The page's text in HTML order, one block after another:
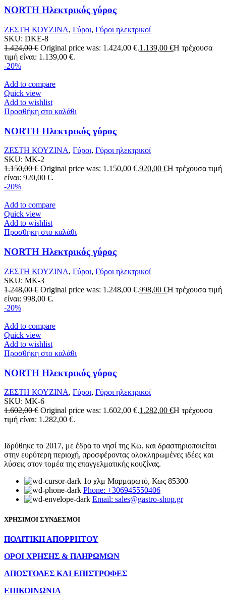
NORTH Ηλεκτρικός γύρος
ΖΕΣΤΗ ΚΟΥΖΙΝΑ, Γύροι, Γύροι ηλεκτρικοί
SKU: DKE-8
1.424,00€ Original price was: 1.424,00 €.1.139,00 €Η τρέχουσα
τιμή είναι: 1.139,00 €.
-20%
Add to compare
Quick view
Add to wishlist
Προσθήκη στο καλάθι
NORTH Ηλεκτρικός γύρος
ΖΕΣΤΗ ΚΟΥΖΙΝΑ, Γύροι, Γύροι ηλεκτρικοί
SKU: MK-2
1.150,00€ Original price was: 1.150,00 €.920,00 €Η τρέχουσα τιμή
είναι: 920,00 €.
-20%
Add to compare
Quick view
Add to wishlist
Προσθήκη στο καλάθι
NORTH Ηλεκτρικός γύρος
ΖΕΣΤΗ ΚΟΥΖΙΝΑ, Γύροι, Γύροι ηλεκτρικοί
SKU: MK-3
1.248,00€ Original price was: 1.248,00 €.998,00 €Η τρέχουσα τιμή
είναι: 998,00 €.
-20%
Add to compare
Quick view
Add to wishlist
Προσθήκη στο καλάθι
NORTH Ηλεκτρικός γύρος
ΖΕΣΤΗ ΚΟΥΖΙΝΑ, Γύροι, Γύροι ηλεκτρικοί
SKU: MK-6
1.602,00€ Original price was: 1.602,00 €.1.282,00 €Η τρέχουσα
τιμή είναι: 1.282,00 €.
Ιδρύθηκε το 2017, με έδρα το νησί της Κω, και δραστηριοποιείται
στην ευρύτερη περιοχή, προσφέροντας ολοκληρωμένες ιδέες και
λύσεις στον τομέα της επαγγελματικής κουζίνας.
1ο χλμ Μαρμαρωτό, Κως 85300
Phone: +306945550406
Email: sales@gastro-shop.gr
ΧΡΗΣΙΜΟΙ ΣΥΝΔΕΣΜΟΙ
ΠΟΛΙΤΙΚΗ ΑΠΟΡΡΗΤΟΥ
ΟΡΟΙ ΧΡΗΣΗΣ & ΠΛΗΡΩΜΩΝ
ΑΠΟΣΤΟΛΕΣ ΚΑΙ ΕΠΙΣΤΡΟΦΕΣ
ΕΠΙΚΟΙΝΩΝΙΑ